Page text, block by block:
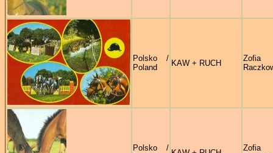
Polsko /
Poland
KAW + RUCH
Zofia
Polsko /
Zofia